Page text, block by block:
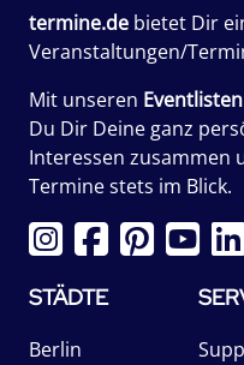
termine.de bietet Dir
Veranstaltungen/
Mit unseren Eventlisten
Du Dir Deine ganz
Interessen zusammen
Termine stets im Blick.
STÄDTE
Berlin